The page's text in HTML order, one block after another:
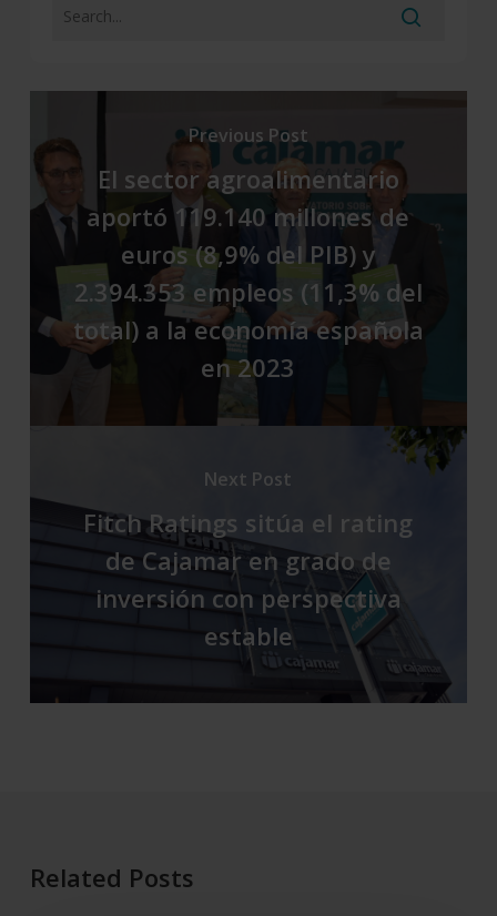
Previous Post
El sector agroalimentario
aportó 119.140 millones de
euros (8,9% del PIB) y
2.394.353 empleos (11,3% del
total) a la economía española
en 2023
Next Post
Fitch Ratings sitúa el rating
de Cajamar en grado de
inversión con perspectiva
estable
Related Posts